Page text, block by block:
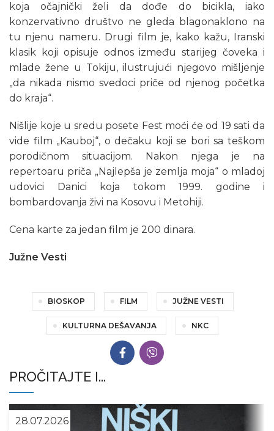
koja očajnički želi da dođe do bicikla, iako
konzervativno društvo ne gleda blagonaklono na
tu njenu nameru. Drugi film je, kako kažu, Iranski
klasik koji opisuje odnos između starijeg čoveka i
mlade žene u Tokiju, ilustrujući njegovo mišljenje
„da nikada nismo svedoci priče od njenog početka
do kraja“.
Nišlije koje u sredu posete Fest moći će od 19 sati da
vide film „Kauboj“, o dečaku koji se bori sa teškom
porodičnom situacijom. Nakon njega je na
repertoaru priča „Najlepša je zemlja moja“ o mladoj
udovici Danici koja tokom 1999. godine i
bombardovanja živi na Kosovu i Metohiji.
Cena karte za jedan film je 200 dinara.
Južne Vesti
BIOSKOP FILM JUŽNE VESTI
KULTURNA DEŠAVANJA NKC
PROČITAJTE I...
28.07.2026